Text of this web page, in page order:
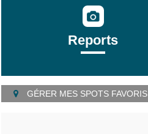
Reports
GÉRER MES SPOTS FAVORIS